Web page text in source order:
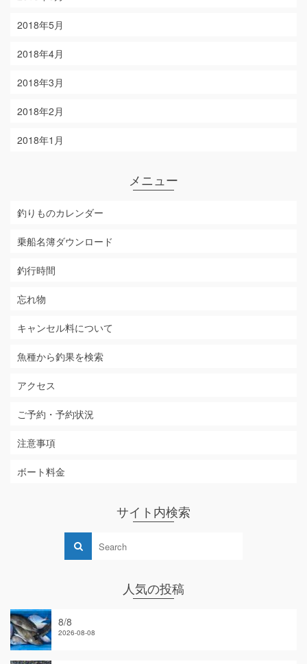
2018年5月
2018年4月
2018年3月
2018年2月
2018年1月
メニュー
釣りものカレンダー
乗船名簿ダウンロード
釣行時間
忘れ物
キャンセル料について
魚種から釣果を検索
アクセス
ご予約・予約状況
注意事項
ボート料金
サイト内検索
人気の投稿
8/8
2026-08-08